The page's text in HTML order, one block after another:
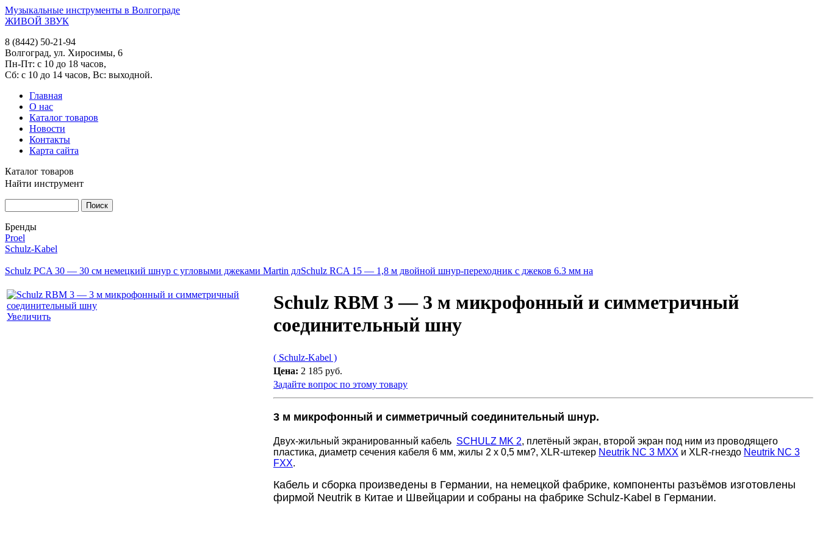
Музыкальные инструменты в Волгограде
ЖИВОЙ ЗВУК
8 (8442) 50-21-94
Волгоград, ул. Хиросимы, 6
Пн-Пт: с 10 до 18 часов,
Сб: с 10 до 14 часов, Вс: выходной.
Главная
О нас
Каталог товаров
Новости
Контакты
Карта сайта
Каталог товаров
Найти инструмент
Бренды
Proel
Schulz-Kabel
Schulz PCA 30 — 30 см немецкий шнур с угловыми джеками Martin длSchulz RCA 15 — 1,8 м двойной шнур-переходник с джеков 6.3 мм на
Увеличить
Schulz RBM 3 — 3 м микрофонный и симметричный
соединительный шну
( Schulz-Kabel )
Цена: 2 185 руб.
Задайте вопрос по этому товару
3 м микрофонный и симметричный соединительный шнур.
Двух-жильный экранированный кабель SCHULZ MK 2, плетёный экран, второй экран под ним из проводящего
пластика, диаметр сечения кабеля 6 мм, жилы 2 x 0,5 мм?, XLR-штекер Neutrik NC 3 MXX и XLR-гнездо Neutrik NC 3
FXX.
Кабель и сборка произведены в Германии, на немецкой фабрике, компоненты разъёмов изготовлены
фирмой Neutrik в Китае и Швейцарии и собраны на фабрике Schulz-Kabel в Германии.